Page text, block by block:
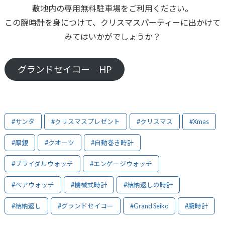
敷地内の専用無料駐車場をご利用ください。
この腕時計を身につけて、クリスマスパーティーに出かけて
みてはいかがでしょうか？
グランドセイコー HP
#サンタ #クリスマスプレゼント #クリスマス #Xmas
#厚銀 #クオーツ #自動巻き時計
#ブライダルウォッチ #エンゲージウォッチ
#ペアウォッチ #機械式時計 #結納返しの時計
#結納返し #グランドセイコー #Grand Seiko #腕時計